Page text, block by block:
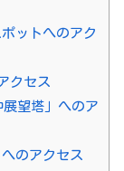
ットへのアク
クセス
望塔」へのア
のアクセス